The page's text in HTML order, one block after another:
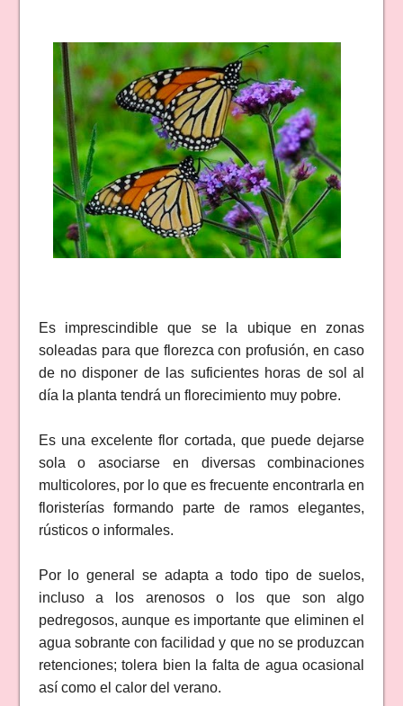
Es imprescindible que se la ubique en zonas
soleadas para que florezca con profusión, en caso
de no disponer de las suficientes horas de sol al
día la planta tendrá un florecimiento muy pobre.
Es una excelente flor cortada, que puede dejarse
sola o asociarse en diversas combinaciones
multicolores, por lo que es frecuente encontrarla en
floristerías formando parte de ramos elegantes,
rústicos o informales.
Por lo general se adapta a todo tipo de suelos,
incluso a los arenosos o los que son algo
pedregosos, aunque es importante que eliminen el
agua sobrante con facilidad y que no se produzcan
retenciones; tolera bien la falta de agua ocasional
así como el calor del verano.